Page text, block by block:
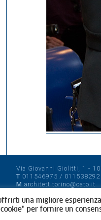
Via Giovanni Giolitti, 1 -
T 011546975 / 011538292
M architettitorino@oato.it
una migliore
per fornire un